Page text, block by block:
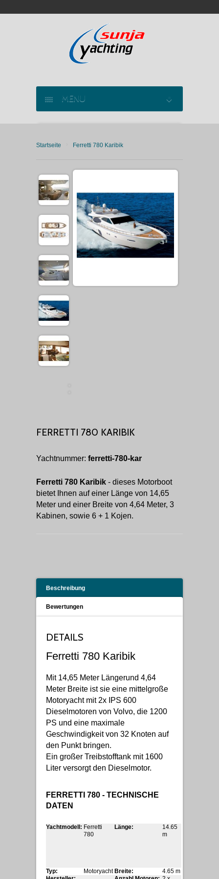
MENU
KATAMARAN CHARTER
MOTORYACHT CHARTER
MARINAS
Startseite Ferretti 780 Karibik
FERRETTI 780 KARIBIK
Yachtnummer: ferretti-780-kar
Ferretti 780 Karibik - dieses Motorboot
bietet Ihnen auf einer Länge von 14,65
Meter und einer Breite von 4,64 Meter, 3
Kabinen, sowie 6 + 1 Kojen.
Beschreibung
Bewertungen
DETAILS
Ferretti 780 Karibik
Mit 14,65 Meter Längerund 4,64
Meter Breite ist sie eine mittelgroße
Motoryacht mit 2x IPS 600
Dieselmotoren von Volvo, die 1200
PS und eine maximale
Geschwindigkeit von 32 Knoten auf
den Punkt bringen.
Ein großer Treibstofftank mit 1600
Liter versorgt den Dieselmotor.
FERRETTI 780 - TECHNISCHE
DATEN
Yachtmodell: Ferretti
780
Länge:
14.65
m
Typ: Motoryacht Breite:
4.65 m